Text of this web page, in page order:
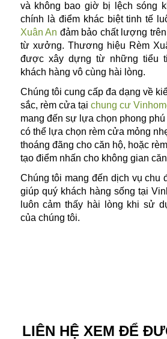
và không bao giờ bị lệch sóng
chính là điểm khác biệt tinh tế
Xuân An đảm bảo chất lượng
từ xưởng. Thương hiệu Rèm
được xây dựng từ những tiểu
khách hàng vô cùng hài lòng.
Chúng tôi cung cấp đa dạng về
sắc, rèm cửa tại chung cư
mang đến sự lựa chọn phong
có thể lựa chọn rèm cửa mỏng
thoáng đãng cho căn hộ, hoặc
tạo điểm nhấn cho không gian
Chúng tôi mang đến dịch vụ chu
giúp quý khách hàng sống tại
luôn cảm thấy hài lòng khi sử
của chúng tôi.
LIÊN HỆ XEM ĐỂ